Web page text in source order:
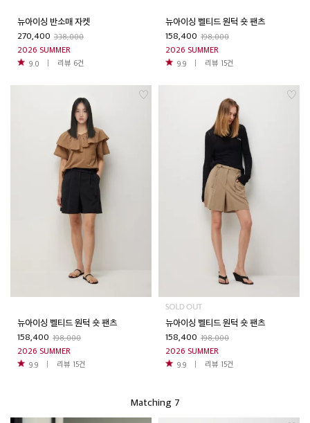
뉴아이싱 반소매 자켓
270,400 338,000
2026 SUMMER
9.0 리뷰 6건
뉴아이싱 벨티드 원턱 숏 팬츠
158,400 198,000
2026 SUMMER
9.9 리뷰 15건
뉴아이싱 벨티드 원턱 숏 팬츠
158,400 198,000
2026 SUMMER
9.9 리뷰 15건
뉴아이싱 벨티드 원턱 숏 팬츠
158,400 198,000
2026 SUMMER
9.9 리뷰 15건
Matching 7